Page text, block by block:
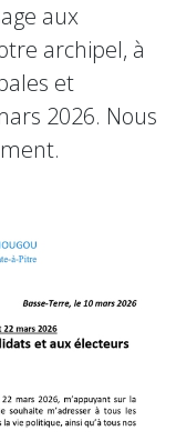
aux
archipel, à
et
2026. Nous